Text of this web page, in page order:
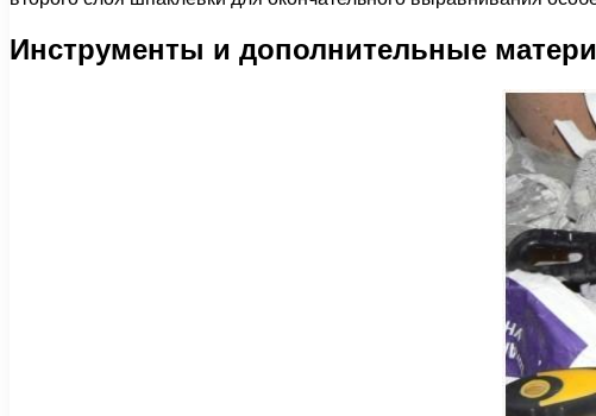
Инструменты и дополнительные